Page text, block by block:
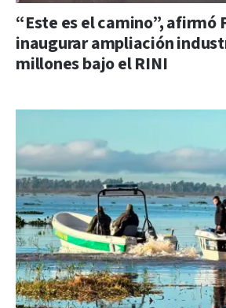
“Este es el camino”, afirmó
inaugurar ampliación
millones bajo el RINI